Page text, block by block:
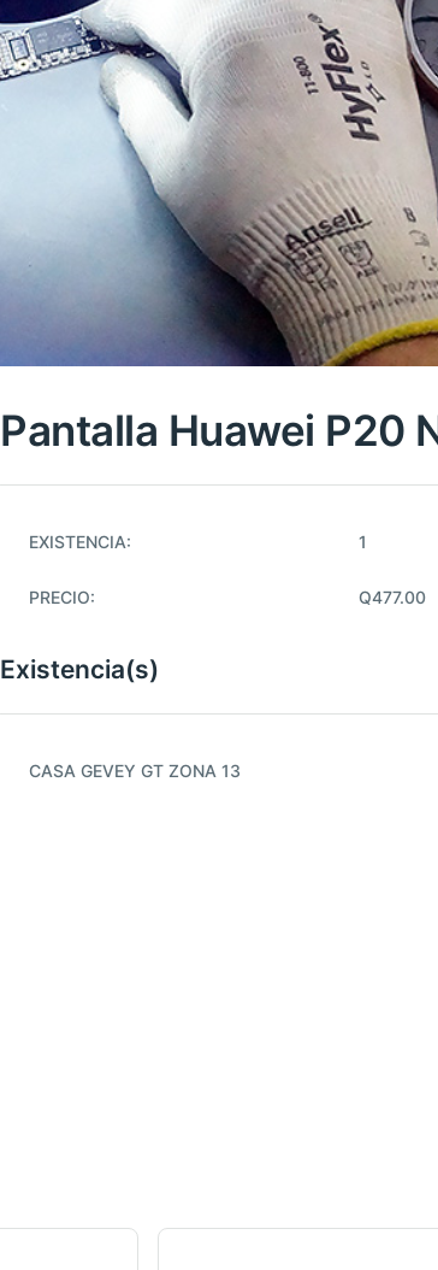
Pantalla Huawei P20
EXISTENCIA: 1
PRECIO: Q477.00
Existencia(s)
CASA GEVEY GT ZONA 13